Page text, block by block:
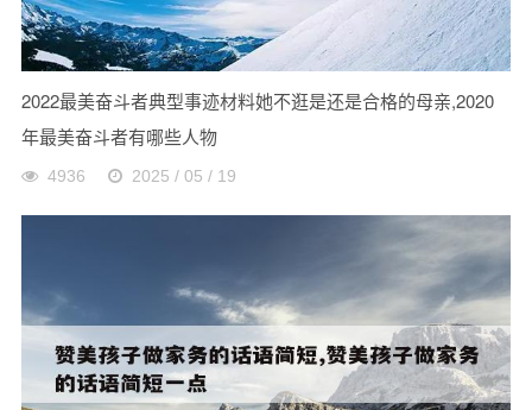
2022最美奋斗者典型事迹材料她不逛是还是合格的母亲,2020
年最美奋斗者有哪些人物
4936 2025 / 05 / 19